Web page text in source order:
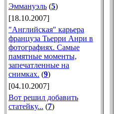
Эммануэль (5)
[18.10.2007]
"Английская" карьера
француза Тьерри Анри в
фотографиях. Самые
памятные моменты,
запечатленные на
снимках. (9)
[04.10.2007]
Вот решил добавить
статейку... (7)